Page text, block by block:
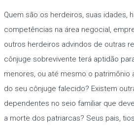
Quem são os herdeiros, suas idades,
competências na área negocial,
outros herdeiros advindos de outras
cônjuge sobrevivente terá aptidão
menores, ou até mesmo o patrimônio
do seu cônjuge falecido? Existem
dependentes no seio familiar que
a morte dos patriarcas? Seus pais,